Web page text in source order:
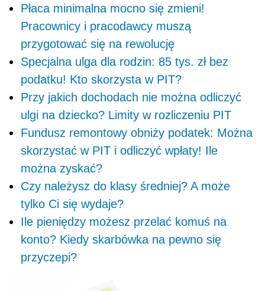
Płaca minimalna mocno się zmieni!
Pracownicy i pracodawcy muszą
przygotować się na rewolucję
Specjalna ulga dla rodzin: 85 tys. zł bez
podatku! Kto skorzysta w PIT?
Przy jakich dochodach nie można odliczyć
ulgi na dziecko? Limity w rozliczeniu PIT
Fundusz remontowy obniży podatek: Można
skorzystać w PIT i odliczyć wpłaty! Ile
można zyskać?
Czy należysz do klasy średniej? A może
tylko Ci się wydaje?
Ile pieniędzy możesz przelać komuś na
konto? Kiedy skarbówka na pewno się
przyczepi?